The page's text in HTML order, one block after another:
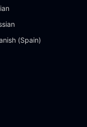
(Spain)‎